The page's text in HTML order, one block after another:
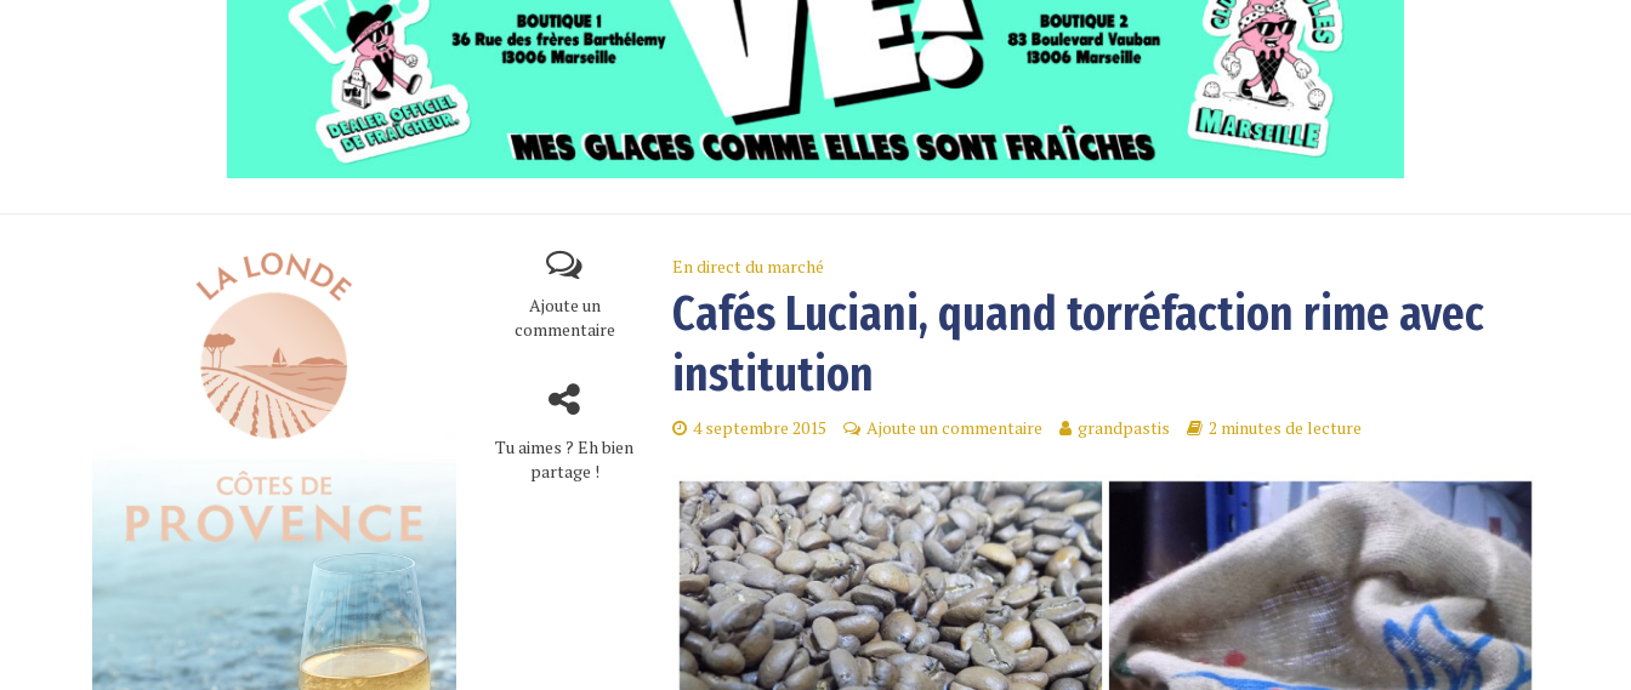
Ajoute un
commentaire
Tu aimes ? Eh bien
partage !
En direct du marché
Cafés Luciani, quand torréfaction rime avec
institution
4 septembre 2015 Ajoute un commentaire grandpastis 2 minutes de lecture